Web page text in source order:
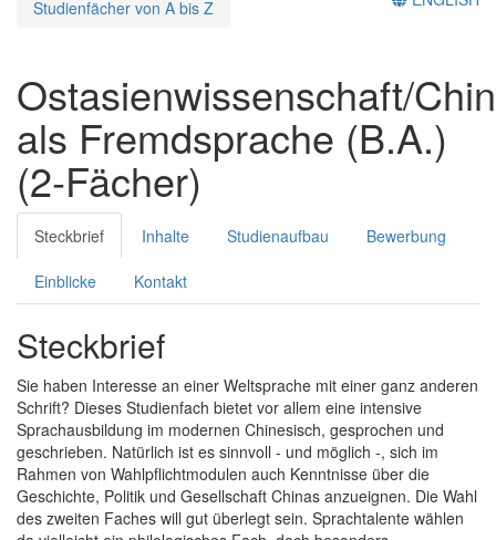
Studienfächer von A bis Z
Ostasienwissenschaft/
als Fremdsprache (B.A.)
(2-Fächer)
Steckbrief Inhalte Studienaufbau Bewerbung
Einblicke Kontakt
Steckbrief
Sie haben Interesse an einer Weltsprache mit einer ganz anderen
Schrift? Dieses Studienfach bietet vor allem eine intensive
Sprachausbildung im modernen Chinesisch, gesprochen und
geschrieben. Natürlich ist es sinnvoll - und möglich -, sich im
Rahmen von Wahlpflichtmodulen auch Kenntnisse über die
Geschichte, Politik und Gesellschaft Chinas anzueignen. Die Wahl
des zweiten Faches will gut überlegt sein. Sprachtalente wählen